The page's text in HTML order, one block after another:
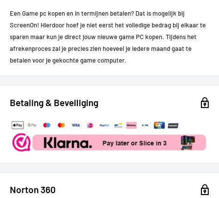
Een Game pc kopen en in termijnen betalen? Dat is mogelijk bij
ScreenOn! Hierdoor hoef je niet eerst het volledige bedrag bij elkaar te
sparen maar kun je direct jouw nieuwe game PC kopen. Tijdens het
afrekenproces zal je precies zien hoeveel je iedere maand gaat te
betalen voor je gekochte game computer.
Betaling & Beveiliging
Norton 360